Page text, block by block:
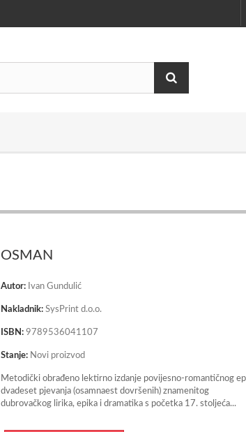
OSMAN
Autor: Ivan Gundulić
Nakladnik: SysPrint d.o.o.
ISBN: 9789536041107
Stanje: Novi proizvod
Metodički obrađeno lektirno izdanje povijesno-romantičnog
dvadeset pjevanja (osamnaest dovršenih) znamenitog
dubrovačkog lirika, epika i dramatika s početka 17. stoljeća...